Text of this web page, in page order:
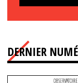
DERNIER